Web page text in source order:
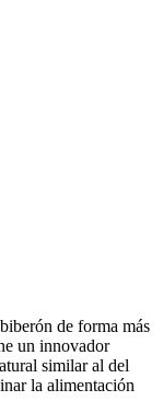
de forma más
un innovador
similar al del
la alimentación